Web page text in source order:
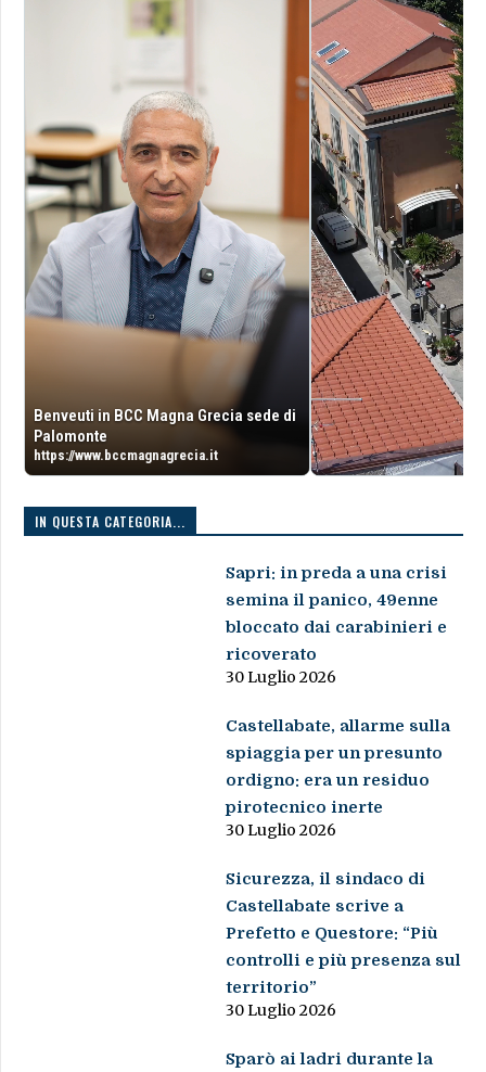
Benveuti in BCC Magna Grecia sede di
Palomonte
https://www.bccmagnagrecia.it
IN QUESTA CATEGORIA...
Sapri: in preda a una crisi
semina il panico, 49enne
bloccato dai carabinieri e
ricoverato
30 Luglio 2026
Castellabate, allarme sulla
spiaggia per un presunto
ordigno: era un residuo
pirotecnico inerte
30 Luglio 2026
Sicurezza, il sindaco di
Castellabate scrive a
Prefetto e Questore: “Più
controlli e più presenza sul
territorio”
30 Luglio 2026
Sparò ai ladri durante la